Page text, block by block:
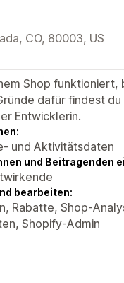
CO, 80003, US
Shop
dafür findest du
Entwicklerin.
und Aktivitätsdaten
und Beitragenden
bearbeiten:
Rabatte, Shop-
Shopify-Admin